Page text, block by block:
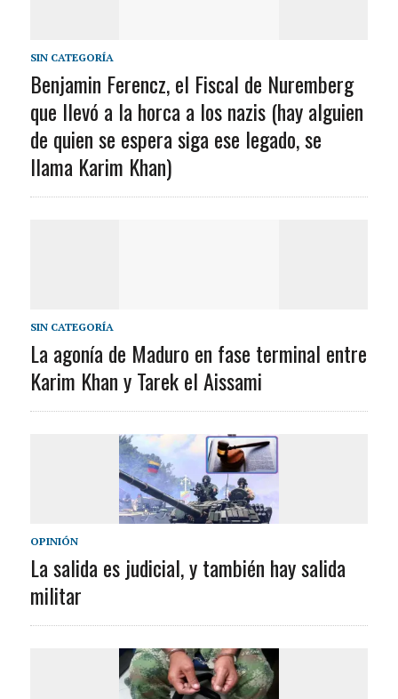
SIN CATEGORÍA
Benjamin Ferencz, el Fiscal de Nuremberg
que llevó a la horca a los nazis (hay alguien
de quien se espera siga ese legado, se
llama Karim Khan)
SIN CATEGORÍA
La agonía de Maduro en fase terminal entre
Karim Khan y Tarek el Aissami
OPINIÓN
La salida es judicial, y también hay salida
militar